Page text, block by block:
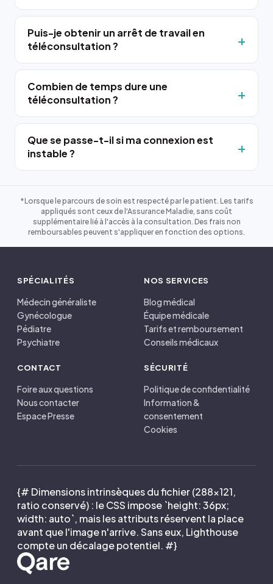
Puis-je obtenir un arrêt de travail en
téléconsultation ?
Combien de temps dure une
téléconsultation ?
Que se passe-t-il si ma connexion est
instable ?
*Lorsque le parcours de soin est respecté par le patient. Les tarifs
appliqués sont ceux de l'Assurance Maladie, sans coût
supplémentaire lié à l'accès à la consultation. Des frais non
remboursables peuvent s'appliquer en fonction des options.
SPÉCIALITÉS
Médecin généraliste
Gynécologue
Pédiatre
Psychiatre
NOS SERVICES
Blog médical
Équipe médicale
Tarifs et remboursement
Conseils médicaux
CONTACT
Foire aux questions
Nous contacter
Espace Presse
SÉCURITÉ
Politique de confidentialité
Information &
consentement
Cookies
{# Dimensions intrinsèques du fichier (288×121,
ratio conservé) : le CSS impose `height: 36px;
width: auto`, mais les attributs réservent la place
avant que l'image n'arrive. Sans eux, Lighthouse
compte un décalage potentiel. #}